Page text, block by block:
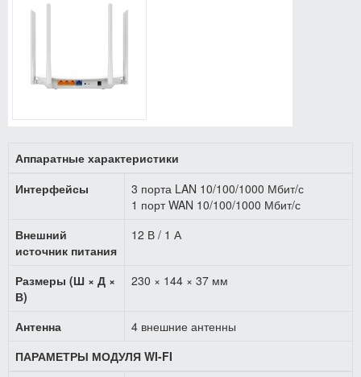
Аппаратные характеристики
Интерфейсы
3 порта LAN 10/100/1000 Мбит/с
1 порт WAN 10/100/1000 Мбит/с
Внешний
источник питания
12 В / 1 А
Размеры (Ш × Д ×
В)
230 × 144 × 37 мм
Антенна
4 внешние антенны
ПАРАМЕТРЫ МОДУЛЯ WI-FI